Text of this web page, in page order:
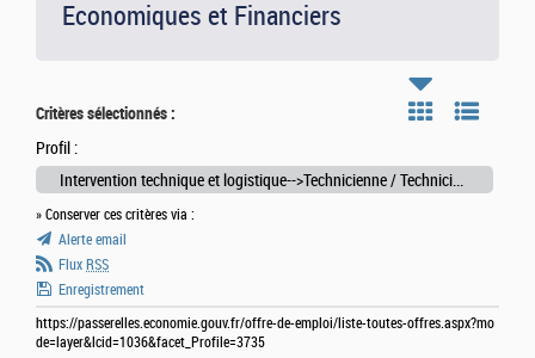
Economiques et Financiers
Critères sélectionnés :
Profil :
Intervention technique et logistique-->Technicienne / Technicien en fabrication graphique ou éditique
» Conserver ces critères via :
Alerte email
Flux RSS
Enregistrement
https://passerelles.economie.gouv.fr/offre-de-emploi/liste-toutes-offres.aspx?mo
de=layer&lcid=1036&facet_Profile=3735